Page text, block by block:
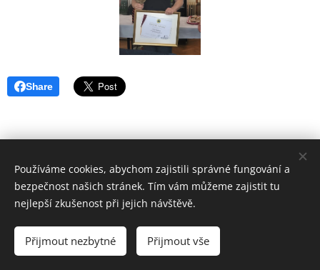
Share
Aktualizováno 6.7.2026
Cookies
Používáme cookies, abychom zajistili správné fungování a
bezpečnost našich stránek. Tím vám můžeme zajistit tu
nejlepší zkušenost při jejich návštěvě.
Přijmout nezbytné Přijmout vše